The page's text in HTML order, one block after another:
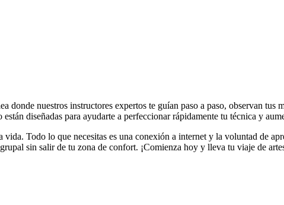
nuestros instructores expertos te guían paso a paso, observan tus
diseñadas para ayudarte a perfeccionar rápidamente tu técnica y
Todo lo que necesitas es una conexión a internet y la voluntad de
sin salir de tu zona de confort. ¡Comienza hoy y lleva tu viaje de